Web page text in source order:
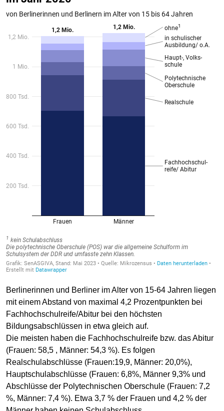
Berlinerinnen und Berliner im Alter von 15-64 Jahren liegen
mit einem Abstand von maximal 4,2 Prozentpunkten bei
Fachhochschulreife/Abitur bei den höchsten
Bildungsabschlüssen in etwa gleich auf.
Die meisten haben die Fachhochschulreife bzw. das Abitur
(Frauen: 58,5 , Männer: 54,3 %). Es folgen
Realschulabschlüsse (Frauen:19,9, Männer: 20,0%),
Hauptschulabschlüsse (Frauen: 6,8%, Männer 9,3% und
Abschlüsse der Polytechnischen Oberschule (Frauen: 7,2
%, Männer: 7,4 %). Etwa 3,7 % der Frauen und 4,2 % der